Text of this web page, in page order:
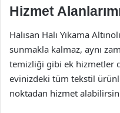
Hizmet
Halısan Halı Yıkama
sunmakla kalmaz, aynı
temizliği gibi ek hizmetler
evinizdeki tüm tekstil
noktadan hizmet